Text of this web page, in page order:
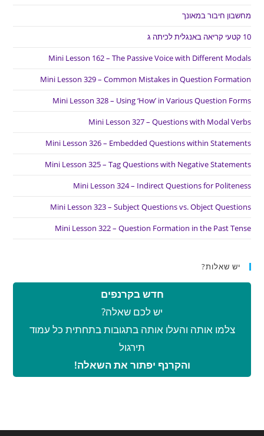
מחשבון חיבור במאונך
10 קטעי קריאה באנגלית לכיתה ג
Mini Lesson 162 – The Passive Voice with Different Modals
Mini Lesson 329 – Common Mistakes in Question Formation
Mini Lesson 328 – Using ‘How’ in Various Question Forms
Mini Lesson 327 – Questions with Modal Verbs
Mini Lesson 326 – Embedded Questions within Statements
Mini Lesson 325 – Tag Questions with Negative Statements
Mini Lesson 324 – Indirect Questions for Politeness
Mini Lesson 323 – Subject Questions vs. Object Questions
Mini Lesson 322 – Question Formation in the Past Tense
יש שאלות?
חדש בקרנפים
יש לכם שאלה?
צלמו אותה והעלו אותה בתגובות בתחתית כל עמוד
תירגול
והקרנף יפתור את השאלה!